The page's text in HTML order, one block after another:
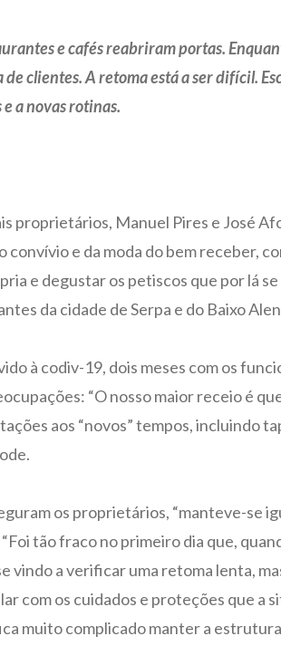
e cafés reabriram portas.
clientes. A retoma está a ser difícil.
a novas rotinas.
proprietários, Manuel Pires e José
e da moda do bem receber,
e degustar os petiscos que por lá
da cidade de Serpa e do Baixo
à codiv-19, dois meses com os
“O nosso maior receio é
aos “novos” tempos, incluindo
os proprietários, “manteve-se
tão fraco no primeiro dia que,
a verificar uma retoma lenta,
com os cuidados e proteções que a
muito complicado manter a